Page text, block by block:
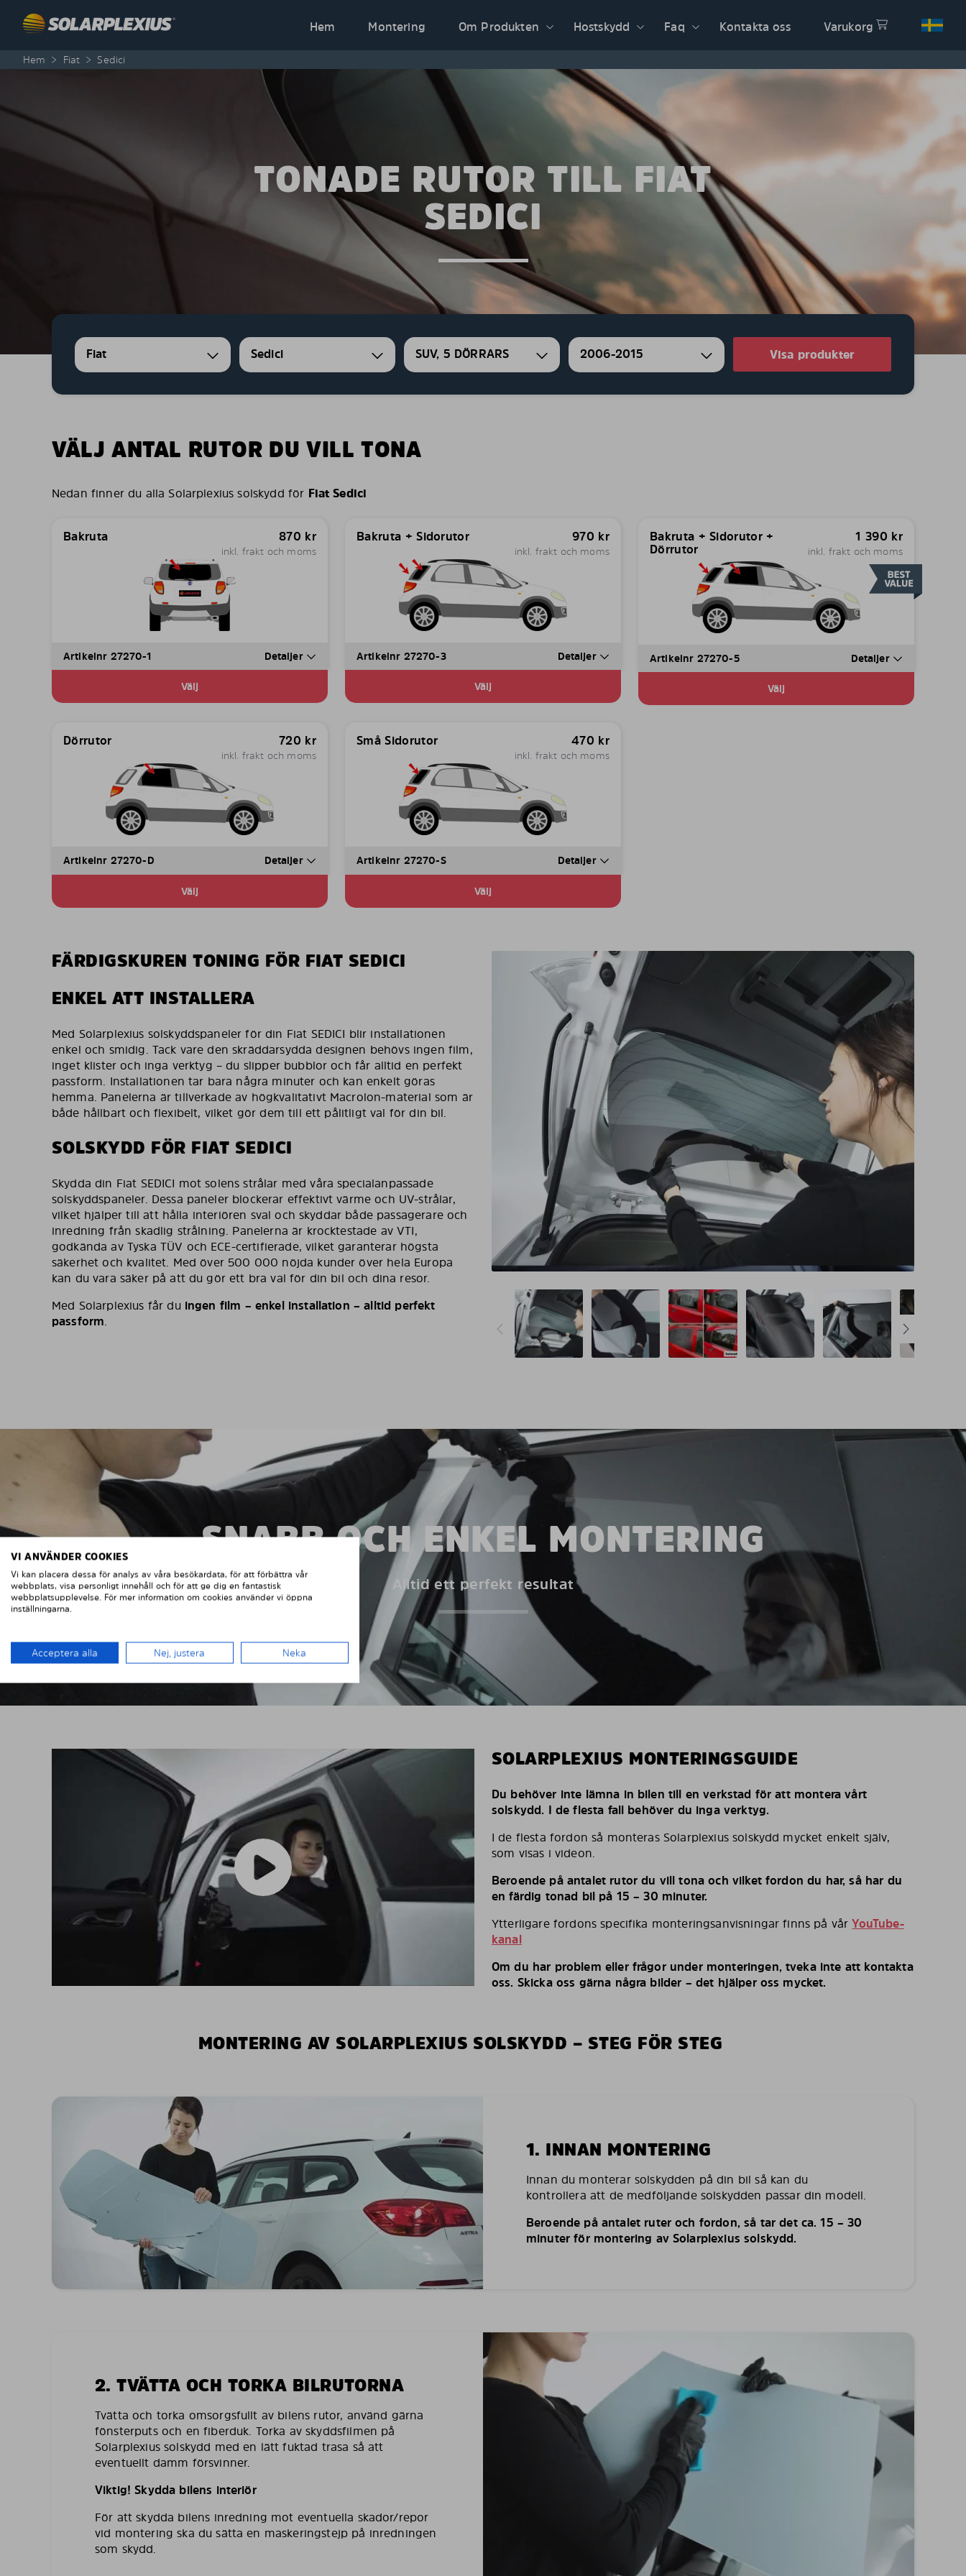
Hem
Montering Om Produkten Hostskydd Faq Kontakta oss Varukorg
Hem > Fiat > Sedici
TONADE RUTOR TILL FIAT
SEDICI
Fiat Sedici SUV, 5 DÖRRARS 2006-2015 Visa produkter
VÄLJ ANTAL RUTOR DU VILL TONA
Nedan finner du alla Solarplexius solskydd för Fiat Sedici
Bakruta 870 kr
inkl. frakt och moms
Artikelnr 27270-1 Detaljer
Välj
Bakruta + Sidorutor 970 kr
inkl. frakt och moms
Artikelnr 27270-3 Detaljer
Välj
Bakruta + Sidorutor +
Dörrutor
1 390 kr
inkl. frakt och moms
Artikelnr 27270-5 Detaljer
Välj
Dörrutor 720 kr
inkl. frakt och moms
Artikelnr 27270-D Detaljer
Välj
Små Sidorutor 470 kr
inkl. frakt och moms
Artikelnr 27270-S Detaljer
Välj
FÄRDIGSKUREN TONING FÖR FIAT SEDICI
ENKEL ATT INSTALLERA
Med Solarplexius solskyddspaneler för din Fiat SEDICI blir installationen
enkel och smidig. Tack vare den skräddarsydda designen behövs ingen film,
inget klister och inga verktyg – du slipper bubblor och får alltid en perfekt
passform. Installationen tar bara några minuter och kan enkelt göras
hemma. Panelerna är tillverkade av högkvalitativt Macrolon-material som är
både hållbart och flexibelt, vilket gör dem till ett pålitligt val för din bil.
SOLSKYDD FÖR FIAT SEDICI
Skydda din Fiat SEDICI mot solens strålar med våra specialanpassade
solskyddspaneler. Dessa paneler blockerar effektivt värme och UV-strålar,
vilket hjälper till att hålla interiören sval och skyddar både passagerare och
inredning från skadlig strålning. Panelerna är krocktestade av VTI,
godkända av Tyska TÜV och ECE-certifierade, vilket garanterar högsta
säkerhet och kvalitet. Med över 500 000 nöjda kunder över hela Europa
kan du vara säker på att du gör ett bra val för din bil och dina resor.
Med Solarplexius får du ingen film – enkel installation – alltid perfekt
passform.
SNABB OCH ENKEL MONTERING
Alltid ett perfekt resultat
SOLARPLEXIUS MONTERINGSGUIDE
Du behöver inte lämna in bilen till en verkstad för att montera vårt
solskydd. I de flesta fall behöver du inga verktyg.
I de flesta fordon så monteras Solarplexius solskydd mycket enkelt själv,
som visas i videon.
Beroende på antalet rutor du vill tona och vilket fordon du har, så har du
en färdig tonad bil på 15 – 30 minuter.
Ytterligare fordons specifika monteringsanvisningar finns på vårYouTube-
kanal
Om du har problem eller frågor under monteringen, tveka inte att kontakta
oss. Skicka oss gärna några bilder – det hjälper oss mycket.
MONTERING AV SOLARPLEXIUS SOLSKYDD – STEG FÖR STEG
1. INNAN MONTERING
Innan du monterar solskydden på din bil så kan du
kontrollera att de medföljande solskydden passar din modell.
Beroende på antalet ruter och fordon, så tar det ca. 15 – 30
minuter för montering av Solarplexius solskydd.
2. TVÄTTA OCH TORKA BILRUTORNA
Tvätta och torka omsorgsfullt av bilens rutor, använd gärna
fönsterputs och en fiberduk. Torka av skyddsfilmen på
Solarplexius solskydd med en lätt fuktad trasa så att
eventuellt damm försvinner.
Viktig! Skydda bilens interiör
För att skydda bilens inredning mot eventuella skador/repor
vid montering ska du sätta en maskeringstejp på inredningen
som skydd.
VI ANVÄNDER COOKIES
Vi kan placera dessa för analys av våra besökardata, för att förbättra vår
webbplats, visa personligt innehåll och för att ge dig en fantastisk
webbplatsupplevelse. För mer information om cookies använder vi öppna
inställningarna.
Acceptera alla Nej, justera Neka